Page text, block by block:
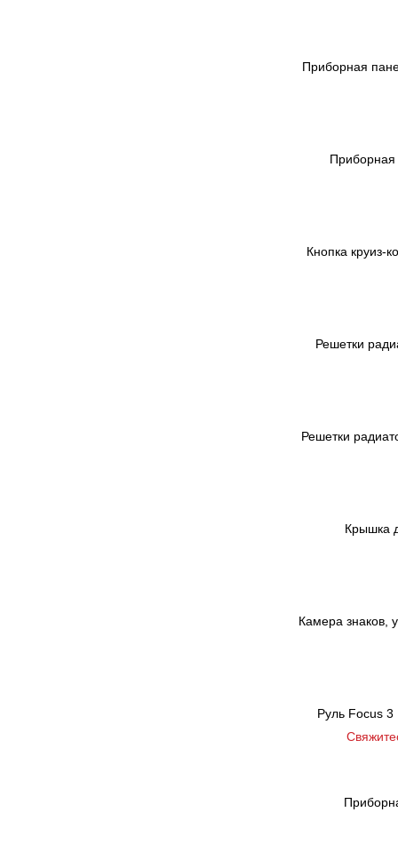
Приборная
Приборная
Кнопка круиз-
Решетки
Решетки
Крышка
Камера знаков,
Руль Focus 3